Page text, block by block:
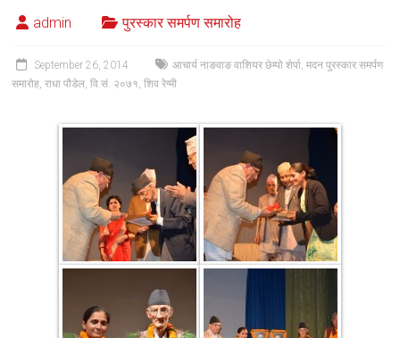
admin पुरस्कार समर्पण समारोह
September 26, 2014 आचार्य नाङवाङ वाशियर छेम्पो शेर्पा,मदन पुरस्कार समर्पण
समारोह,राधा पौडेल,वि.सं. २०७१,शिव रेग्मी